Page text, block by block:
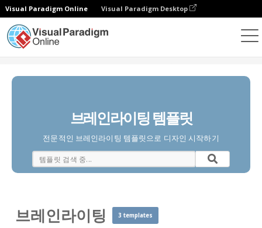
Visual Paradigm Online Visual Paradigm Desktop
브레인라이팅 템플릿
전문적인 브레인라이팅 템플릿으로 디자인 시작하기
브레인라이팅 3 templates